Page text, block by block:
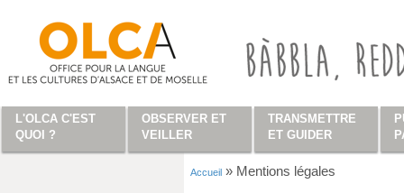
Accueil » Mentions légales
L'OLCA C'EST
QUOI ?
OBSERVER ET
VEILLER
TRANSMETTRE
ET GUIDER